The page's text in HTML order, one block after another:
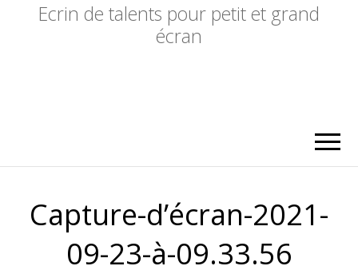
Ecrin de talents pour petit et grand
écran
Capture-d’écran-2021-
09-23-à-09.33.56